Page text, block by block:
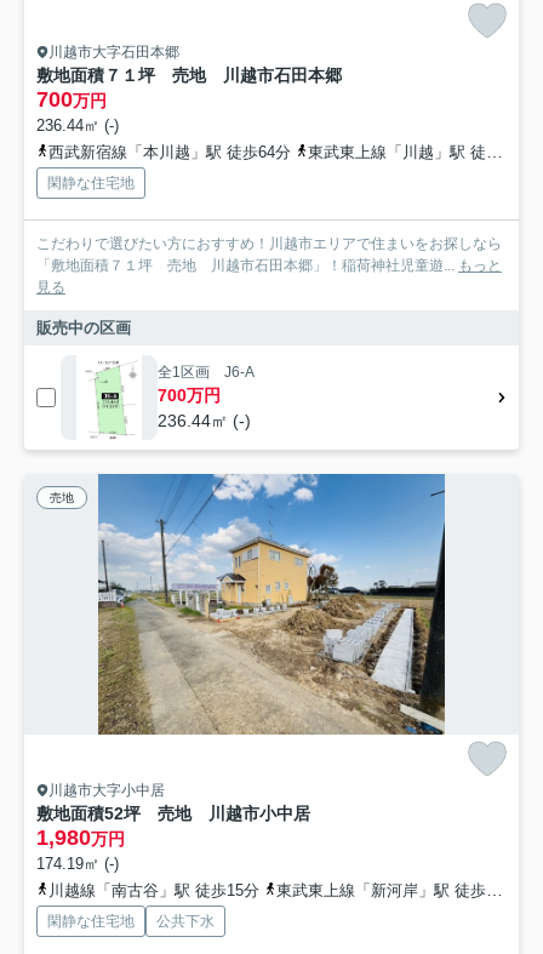
川越市大字石田本郷
敷地面積７１坪 売地 川越市石田本郷
700万円
236.44㎡ (-)
西武新宿線「本川越」駅 徒歩64分
東武東上線「川越」駅 徒歩75分
閑静な住宅地
こだわりで選びたい方におすすめ！川越市エリアで住まいをお探しなら
「敷地面積７１坪 売地 川越市石田本郷」！稲荷神社児童遊... もっと
見る
販売中の区画
全1区画 J6-A
700万円
236.44㎡ (-)
売地
川越市大字小中居
敷地面積52坪 売地 川越市小中居
1,980万円
174.19㎡ (-)
川越線「南古谷」駅 徒歩15分
東武東上線「新河岸」駅 徒歩50分
閑静な住宅地 公共下水